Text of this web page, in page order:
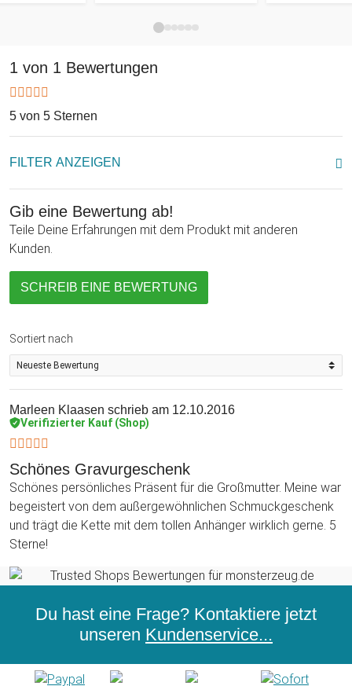
1 von 1 Bewertungen
5 von 5 Sternen
FILTER ANZEIGEN
Gib eine Bewertung ab!
Teile Deine Erfahrungen mit dem Produkt mit anderen
Kunden.
SCHREIB EINE BEWERTUNG
Sortiert nach
Marleen Klaasen schrieb am 12.10.2016
Verifizierter Kauf (Shop)
Schönes Gravurgeschenk
Schönes persönliches Präsent für die Großmutter. Meine war
begeistert von dem außergewöhnlichen Schmuckgeschenk
und trägt die Kette mit dem tollen Anhänger wirklich gerne. 5
Sterne!
Du hast eine Frage? Kontaktiere jetzt
unseren Kundenservice...